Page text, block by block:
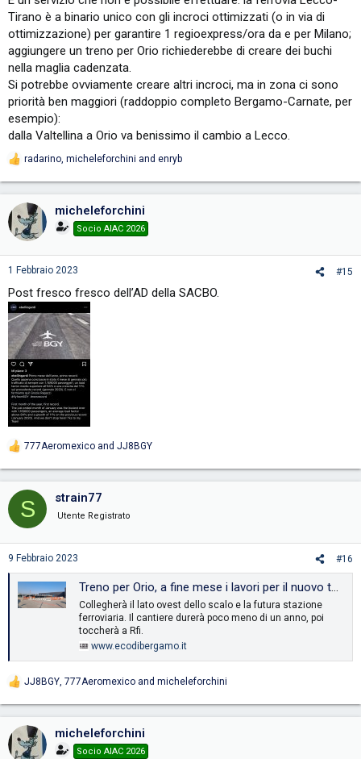
Tirano è a binario unico con gli incroci ottimizzati (o in via di
ottimizzazione) per garantire 1 regioexpress/ora da e per Milano;
aggiungere un treno per Orio richiederebbe di creare dei buchi
nella maglia cadenzata.
Si potrebbe ovviamente creare altri incroci, ma in zona ci sono
priorità ben maggiori (raddoppio completo Bergamo-Carnate, per
esempio):
dalla Valtellina a Orio va benissimo il cambio a Lecco.
R
t
i
n
s
radarino micheleforchini and enryb
micheleforchini
Socio AIAC 2026
1 Febbraio 2023 #15
Post fresco fresco dell’AD della SACBO.
R
t
i
n
s
777Aeromexico and JJ8BGY
S strain77
Utente Registrato
9 Febbraio 2023 #16
Treno per Orio, a fine mese i lavori per il nuovo tunnel all’aeroporto
Collegherà il lato ovest dello scalo e la futura stazione
ferroviaria. Il cantiere durerà poco meno di un anno, poi
toccherà a Rfi.
www.ecodibergamo.it
R
t
i
JJ8BGY, 777Aeromexico and micheleforchini
micheleforchini
Socio AIAC 2026